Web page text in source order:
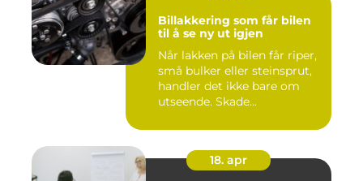
Billakkering som får bilen
til å se ny ut igjen
Når lakken på bilen får riper,
små bulker eller steinsprut,
handler det ikke bare om
utseende. Skade...
18. apr